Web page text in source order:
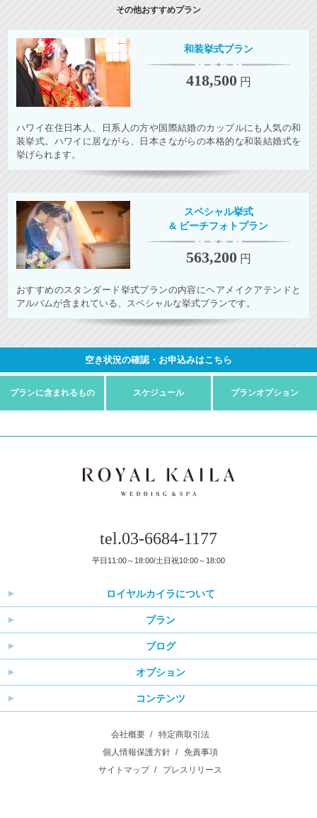
その他おすすめプラン
和装挙式プラン
418,500 円
ハワイ在住日本人、日系人の方や国際結婚のカップルにも人気の和
装挙式。ハワイに居ながら、日本さながらの本格的な和装結婚式を
挙げられます。
スペシャル挙式
& ビーチフォトプラン
563,200 円
おすすめのスタンダード挙式プランの内容にヘアメイクアテンドと
アルバムが含まれている、スペシャルな挙式プランです。
空き状況の確認・お申込みはこちら
プランに含まれるもの スケジュール プランオプション
tel.03-6684-1177
平日11:00～18:00/土日祝10:00～18:00
ロイヤルカイラについて
プラン
ブログ
オプション
コンテンツ
会社概要
特定商取引法
個人情報保護方針
免責事項
サイトマップ
プレスリリース